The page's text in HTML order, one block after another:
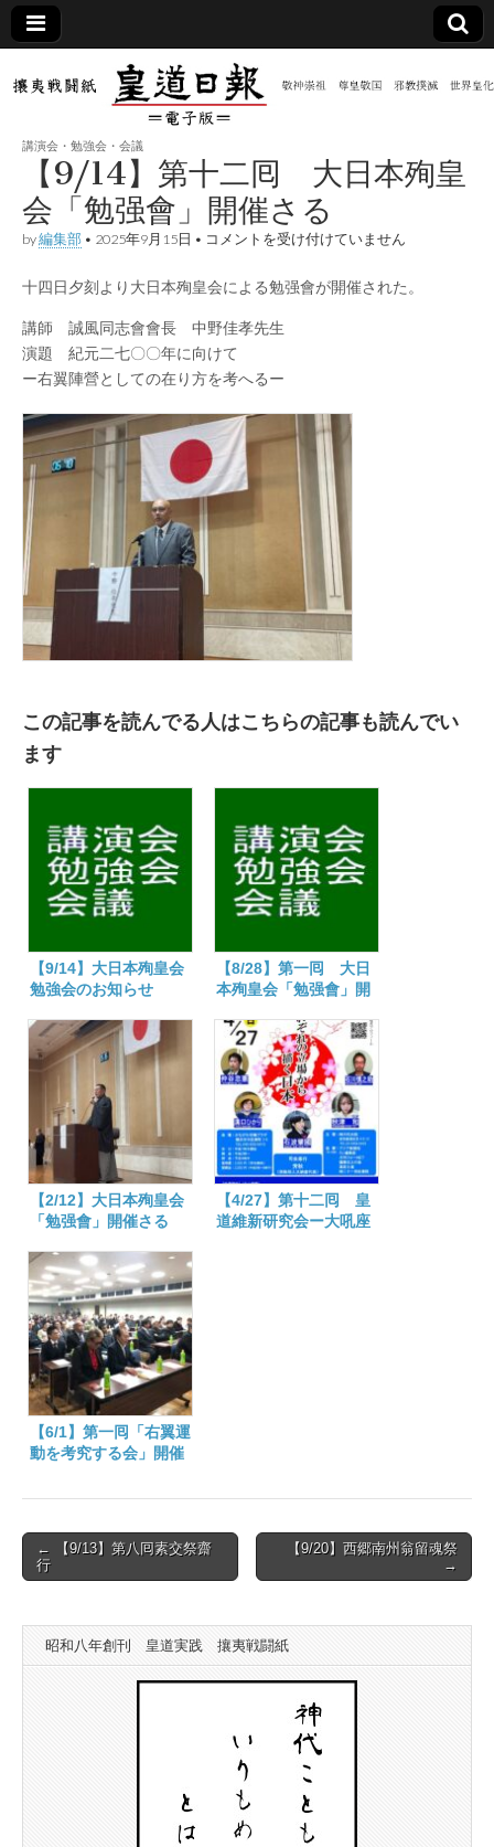
皇道
日報
（防
共新
聞）
電子
版
敬神
尊皇
｜昭
和八
年創
刊
皇道
実
攘夷
戦闘
紙
講演会・勉強会・会議
【9/14】第十二囘 大日本殉皇
会「勉强會」開催さる
by編集部 • 2025年9月15日 • 【9/14】
二
大
本
殉
会
「勉
强
會」
開
催
さ
コメントを受け付けていません
十四日夕刻より大日本殉皇会による勉强會が開催された。
講師 誠風同志會會長 中野佳孝先生
演題 紀元二七〇〇年に向けて
ー右翼陣營としての在り方を考へるー
この記事を読んでる人はこちらの記事も読んでい
ます
【9/14】大日本殉皇会
勉強会のお知らせ
【8/28】第一囘 大日
本殉皇会「勉强會」開
【2/12】大日本殉皇会
「勉强會」開催さる
【4/27】第十二囘 皇
道維新研究会ー大吼座
【6/1】第一囘「右翼運
動を考究する会」開催
Post
navigation
← 【9/13】第八囘素交祭齋
行
【9/20】西郷南州翁留魂祭
→
昭和八年創刊 皇道実践 攘夷戦闘紙